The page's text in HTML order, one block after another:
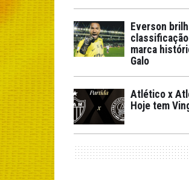
Everson
marca
Galo
Atlético x
Hoje tem